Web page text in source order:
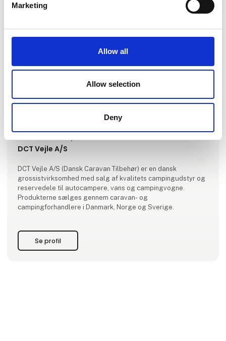
Marketing
Allow all
Allow selection
Deny
DCT Vejle A/S
DCT Vejle A/S (Dansk Caravan Tilbehør) er en dansk
grossistvirksomhed med salg af kvalitets campingudstyr og
reservedele til autocampere, vans og campingvogne.
Produkterne sælges gennem caravan- og
campingforhandlere i Danmark, Norge og Sverige.
Se profil